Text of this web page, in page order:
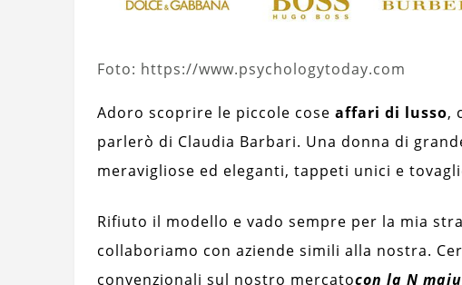
Foto: https://www.psychologytoday.com
Adoro scoprire le piccole cose affari di lusso,
parlerò di Claudia Barbari. Una donna di
meravigliose ed eleganti, tappeti unici e
Rifiuto il modello e vado sempre per la mia
collaboriamo con aziende simili alla nostra.
convenzionali sul nostro mercatocon la N